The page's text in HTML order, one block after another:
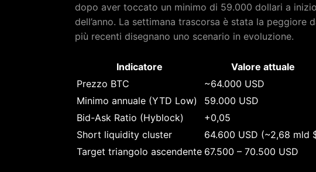
dopo aver toccato un minimo di 59.000 dollari a
dell’anno. La settimana trascorsa è stata la peggiore
più recenti disegnano uno scenario in evoluzione.
Indicatore Valore attuale
Prezzo BTC
~64.000 USD
Minimo annuale (YTD Low)
59.000 USD
Bid-Ask Ratio (Hyblock)
+0,05
Short liquidity cluster
64.600 USD (~2,68 mld
Target triangolo ascendente 67.500 – 70.500 USD